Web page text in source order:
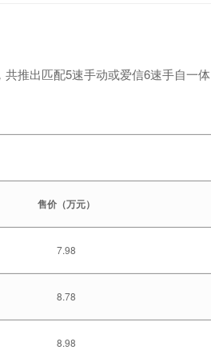
推出匹配5速手动或爱信6速手自一体
售价（万元）
7.98
8.78
8.98